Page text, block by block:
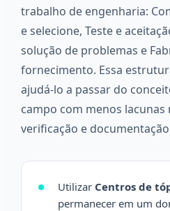
trabalho de engenharia:
e selecione, Teste e
solução de problemas e
fornecimento. Essa
ajudá-lo a passar do
campo com menos lacunas
verificação e
Utilizar Centros de
permanecer em um